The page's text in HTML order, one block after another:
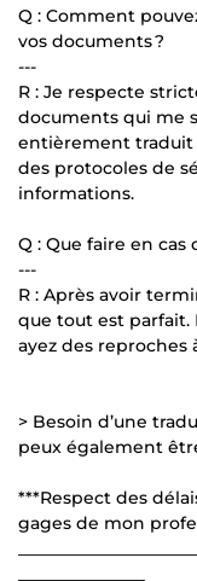
Q : Comment
vos documents ?
---
R : Je respecte
documents qui me
entièrement traduit
des protocoles de
informations.
Q : Que faire en cas
---
R : Après avoir
que tout est parfait.
ayez des reproches
> Besoin d’une
peux également
***Respect des
gages de mon